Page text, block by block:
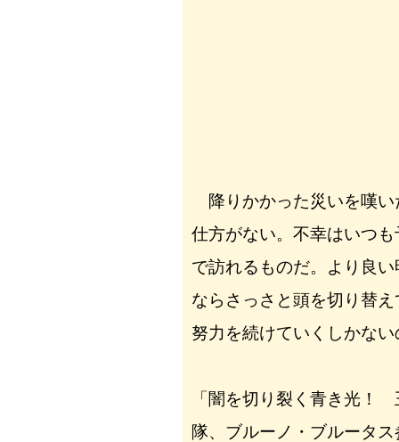
降りかかった災いを嘆い
仕方がない。不幸はいつ
で訪れるものだ。より良
ならさっさと頭を切り替
努力を続けていくしかな
「闇を切り裂く青き光！
隊、ブルーノ・ブルータ